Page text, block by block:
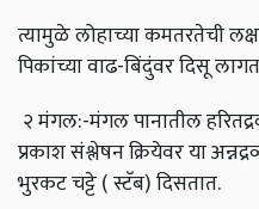
त्यामुळे लोहाच्या कमतरतेची
पिकांच्या वाढ-बिंदुंवर दिसू
२ मंगल:-मंगल पानातील
प्रकाश संश्लेषन क्रियेवर या
भुरकट चट्टे ( स्टॅब) दिसतात.